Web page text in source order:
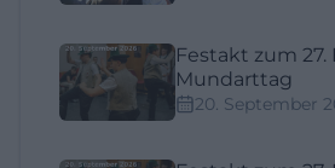
Festakt zum 27.
Mundarttag
20. September